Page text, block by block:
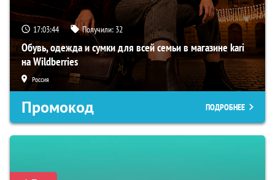
17:03:43 Получили: 32
Обувь, одежда и сумки для всей семьи в магазине kari
на Wildberries
Россия
Промокод ПОДРОБНЕЕ